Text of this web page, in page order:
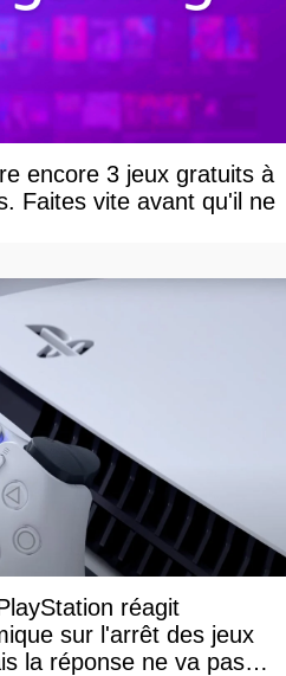
encore 3 jeux gratuits à
Faites vite avant qu'il ne
réagit
sur l'arrêt des jeux
la réponse ne va pas